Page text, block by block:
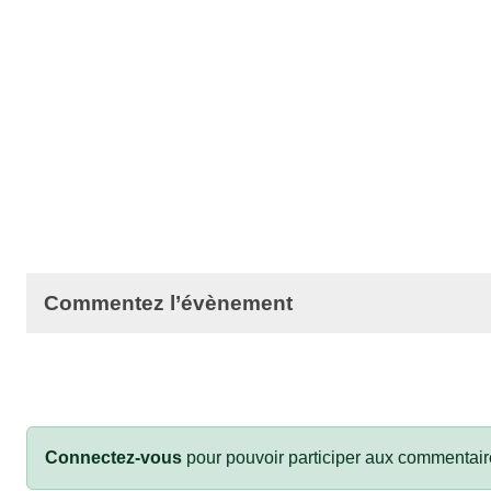
Commentez l’évènement
Connectez-vous pour pouvoir participer aux